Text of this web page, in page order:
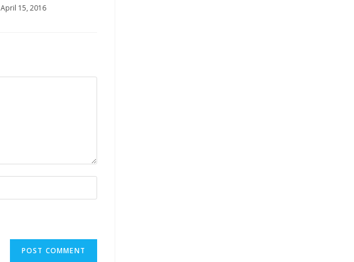
April 15, 2016